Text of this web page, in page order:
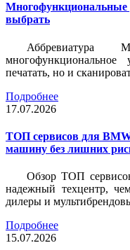
Многофункциональные
выбрать
Аббревиатура
многофункциональное
печатать, но и
Подробнее
17.07.2026
ТОП сервисов для
машину без лишних
Обзор ТОП
надежный техцентр,
дилеры и
Подробнее
15.07.2026